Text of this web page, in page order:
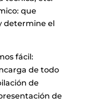
que
determine el
fácil:
de todo
de
de